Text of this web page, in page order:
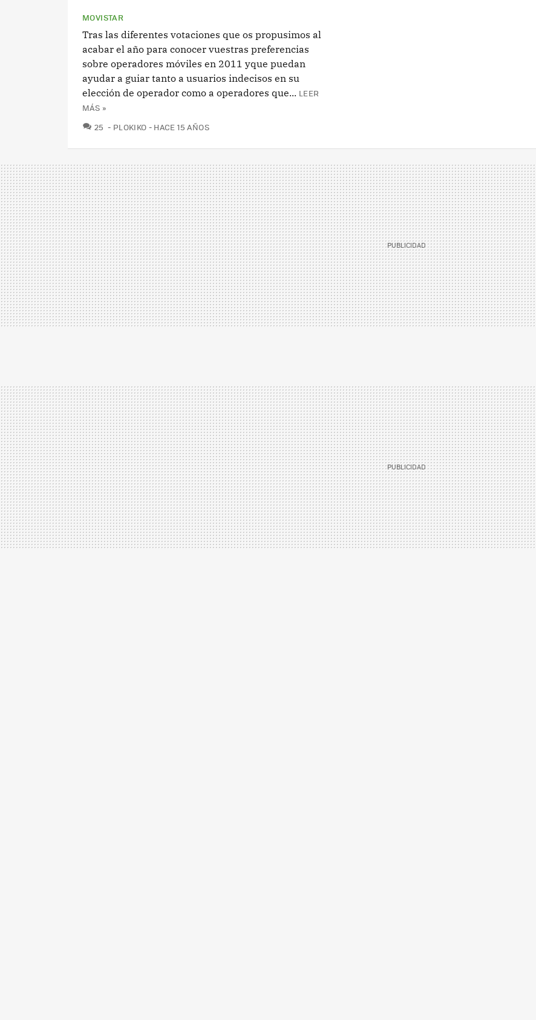
MOVISTAR
Tras las diferentes votaciones que os propusimos al
acabar el año para conocer vuestras preferencias
sobre operadores móviles en 2011 yque puedan
ayudar a guiar tanto a usuarios indecisos en su
elección de operador como a operadores que... LEER
MÁS »
25 COMENTARIOS
PLOKIKO HACE 15 AÑOS